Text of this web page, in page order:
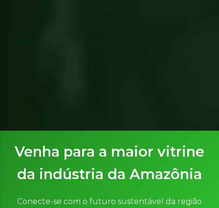
Venha para a maior vitrine
da indústria da Amazônia
Conecte-se com o futuro sustentável da região